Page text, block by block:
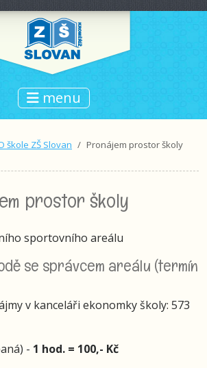
menu
škole ZŠ Slovan Pronájem prostor školy
prostor školy
sportovního areálu
se správcem areálu (termín
v kanceláři ekonomky školy: 573
- 1 hod. = 100,- Kč